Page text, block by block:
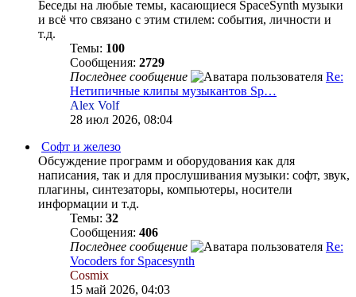
Беседы на любые темы, касающиеся SpaceSynth музыки
и всё что связано с этим стилем: события, личности и
т.д.
Темы: 100
Сообщения: 2729
Последнее сообщение
Re:
Нетипичные клипы музыкантов Sp…
Alex Volf
28 июл 2026, 08:04
Софт и железо
Обсуждение программ и оборудования как для
написания, так и для прослушивания музыки: софт, звук,
плагины, синтезаторы, компьютеры, носители
информации и т.д.
Темы: 32
Сообщения: 406
Последнее сообщение
Re:
Vocoders for Spacesynth
Cosmix
15 май 2026, 04:03